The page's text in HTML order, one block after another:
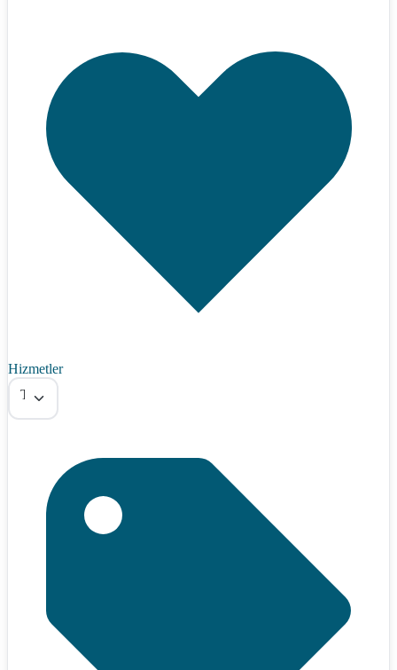
Hizmetler
Tümü